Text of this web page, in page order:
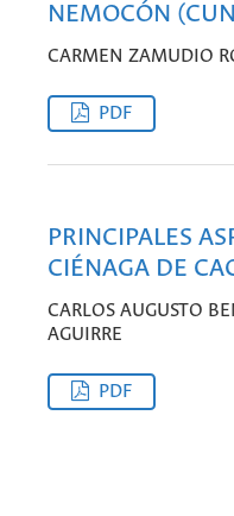
NEMOCÓN
CARMEN ZAMUDIO
PDF
PRINCIPALES
CIÉNAGA DE
CARLOS AUGUSTO
AGUIRRE
PDF